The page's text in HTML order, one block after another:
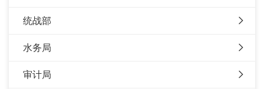
统战部
水务局
审计局